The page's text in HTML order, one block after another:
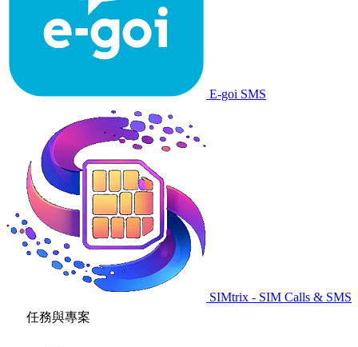
E-goi SMS
SIMtrix - SIM Calls & SMS
任務與專案